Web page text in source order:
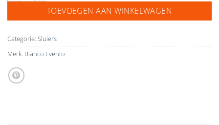
TOEVOEGEN AAN WINKELWAGEN
Categorie: Sluiers
Merk: Bianco Evento